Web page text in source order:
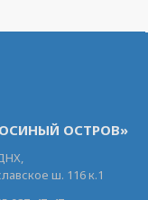
ОСТРОВ»
ш. 116 к.1